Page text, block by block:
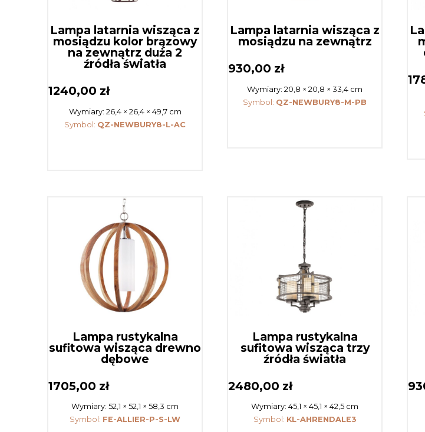
Lampa latarnia wisząca z
mosiądzu kolor brązowy
na zewnątrz duża 2
źródła światła
1240,00 zł
Wymiary: 26,4 × 26,4 × 49,7 cm
Symbol: QZ-NEWBURY8-L-AC
Lampa latarnia wisząca z
mosiądzu na zewnątrz
930,00 zł
Wymiary:20,8 × 20,8 × 33,4 cm
Symbol: QZ-NEWBURY8-M-PB
Lampa rustykalna
sufitowa wisząca drewno
dębowe
1705,00 zł
Wymiary:52,1 × 52,1 × 58,3 cm
Symbol: FE-ALLIER-P-S-LW
Lampa rustykalna
sufitowa wisząca trzy
źródła światła
2480,00 zł
Wymiary:45,1 × 45,1 × 42,5 cm
Symbol: KL-AHRENDALE3